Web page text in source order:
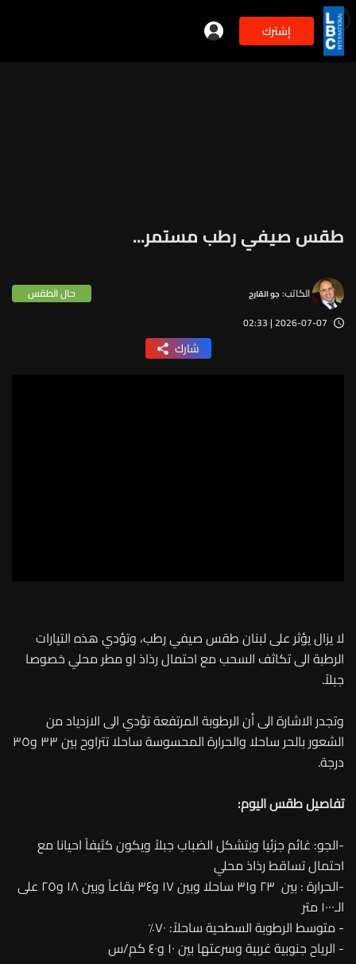
إشترك 2min
طقس صيفي رطب مستمر...
الكاتب:جو القارح
حال الطقس
2026-07-07 | 02:33
شارك
لا يزال يؤثر على لبنان ‎طقس صيفي رطب، وتؤدي هذه التيارات
الرطبة الى تكاثف السحب مع احتمال رذاذ او مطر محلي خصوصا
جبلاً.
وتجدر الاشارة الى أن الرطوبة المرتفعة تؤدي الى الازدياد من
الشعور بالحر ساحلا والحرارة المحسوسة ساحلا تتراوح بين ٣٣ و٣٥
درجة.
تفاصيل طقس اليوم:
-الجو: غائم جزئيا ويتشكل الضباب جبلاً ويكون كثيفاً احيانا مع
احتمال تساقط رذاذ محلي
-الحرارة : بين ٢٣ و٣١ ساحلا وبين ١٧ و٣٤ بقاعاً وبين ١٨ و٢٥ على
الـ١٠٠٠ متر
- متوسط الرطوبة السطحية ساحلاً: ٧٠٪
- الرياح جنوبية غربية وسرعتها بين ١٠ و٤٠ كم/س